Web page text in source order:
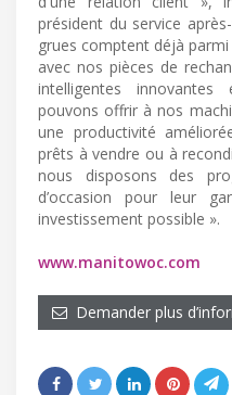
président du service
grues comptent déjà
avec nos pièces de
intelligentes
pouvons offrir à nos
une productivité
prêts à vendre ou à
nous disposons des
d’occasion pour leur
investissement possible ».
www.manitowoc.com
Demander plus